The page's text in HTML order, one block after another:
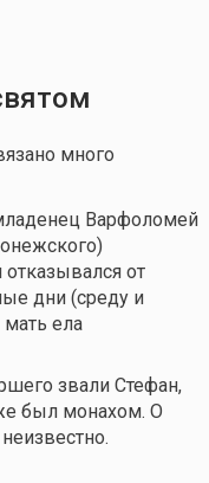
много
Варфоломей
отказывался от
дни (среду и
мать ела
звали Стефан,
был монахом. О